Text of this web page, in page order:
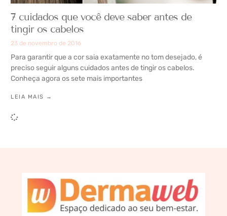
7 cuidados que você deve saber antes de
tingir os cabelos
23 de novembro de 2016
Para garantir que a cor saia exatamente no tom desejado, é
preciso seguir alguns cuidados antes de tingir os cabelos.
Conheça agora os sete mais importantes
LEIA MAIS →